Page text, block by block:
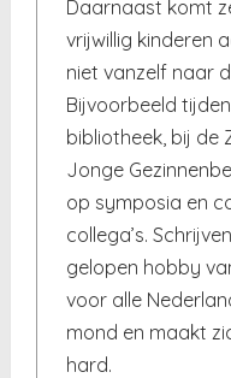
Daarnaast komt
vrijwillig kinderen
niet vanzelf naar
Bijvoorbeeld
bibliotheek, bij de
Jonge
op symposia en
collega’s.
gelopen hobby
voor alle
mond en maakt
hard.